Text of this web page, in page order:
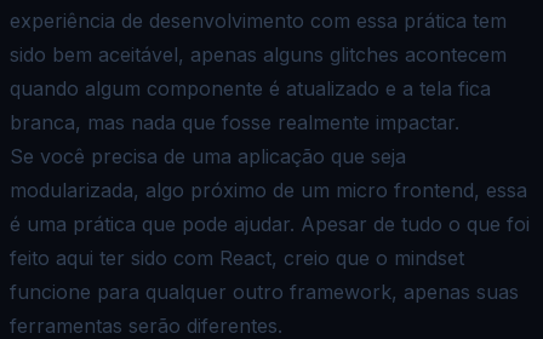
experiência de desenvolvimento com essa prática tem
sido bem aceitável, apenas alguns glitches acontecem
quando algum componente é atualizado e a tela fica
branca, mas nada que fosse realmente impactar.
Se você precisa de uma aplicação que seja
modularizada, algo próximo de um micro frontend, essa
é uma prática que pode ajudar. Apesar de tudo o que foi
feito aqui ter sido com React, creio que o mindset
funcione para qualquer outro framework, apenas suas
ferramentas serão diferentes.